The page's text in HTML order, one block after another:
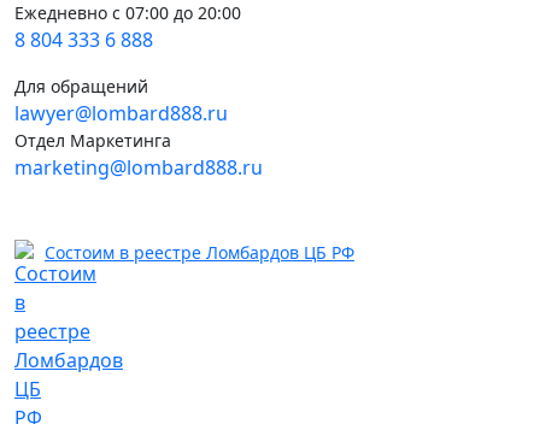
Ежедневно с 07:00 до 20:00
8 804 333 6 888
Для обращений
lawyer@lombard888.ru
Отдел Маркетинга
marketing@lombard888.ru
Состоим в реестре Ломбардов ЦБ РФ